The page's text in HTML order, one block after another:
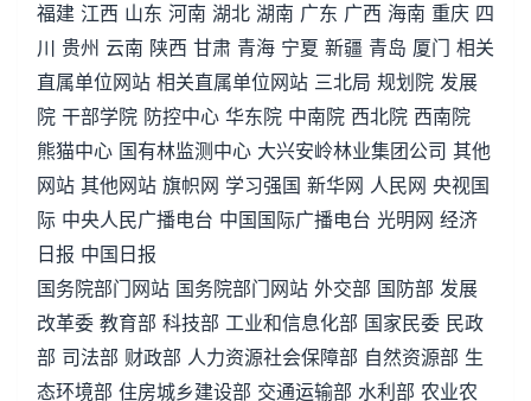
福建 江西 山东 河南 湖北 湖南 广东 广西 海南 重庆 四
川 贵州 云南 陕西 甘肃 青海 宁夏 新疆 青岛 厦门 相关
直属单位网站 相关直属单位网站 三北局 规划院 发展
院 干部学院 防控中心 华东院 中南院 西北院 西南院
熊猫中心 国有林监测中心 大兴安岭林业集团公司 其他
网站 其他网站 旗帜网 学习强国 新华网 人民网 央视国
际 中央人民广播电台 中国国际广播电台 光明网 经济
日报 中国日报
国务院部门网站 国务院部门网站 外交部 国防部 发展
改革委 教育部 科技部 工业和信息化部 国家民委 民政
部 司法部 财政部 人力资源社会保障部 自然资源部 生
态环境部 住房城乡建设部 交通运输部 水利部 农业农